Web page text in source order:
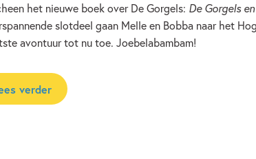
het nieuwe boek over De Gorgels: De Gorgels
slotdeel gaan Melle en Bobba naar het
avontuur tot nu toe. Joebelabambam!
verder